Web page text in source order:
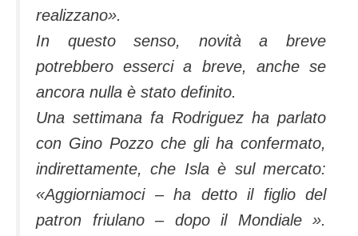
realizzano».
In questo senso, novità a breve
potrebbero esserci a breve, anche se
ancora nulla è stato definito.
Una settimana fa Rodriguez ha parlato
con Gino Pozzo che gli ha confermato,
indirettamente, che Isla è sul mercato:
«Aggiorniamoci – ha detto il figlio del
patron friulano – dopo il Mondiale ».